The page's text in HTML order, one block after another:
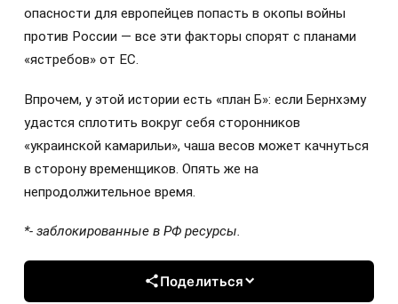
опасности для европейцев попасть в окопы войны
против России — все эти факторы спорят с планами
«ястребов» от ЕС.
Впрочем, у этой истории есть «план Б»: если Бернхэму
удастся сплотить вокруг себя сторонников
«украинской камарильи», чаша весов может качнуться
в сторону временщиков. Опять же на
непродолжительное время.
*- заблокированные в РФ ресурсы.
Поделиться